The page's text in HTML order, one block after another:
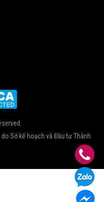
Sở kế hoạch và Đầu tư Thành